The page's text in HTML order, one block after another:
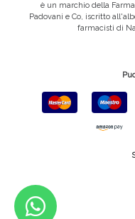
è un marchio della
Padovani e Co, iscritto
farmacisti di